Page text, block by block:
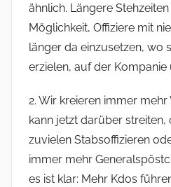
ähnlich. Längere
Möglichkeit, Offiziere mit
länger da einzusetzen, wo
erzielen, auf der Kompanie
2. Wir kreieren immer
kann jetzt darüber streiten,
zuvielen Stabsoffizieren
immer mehr
es ist klar: Mehr Kdos